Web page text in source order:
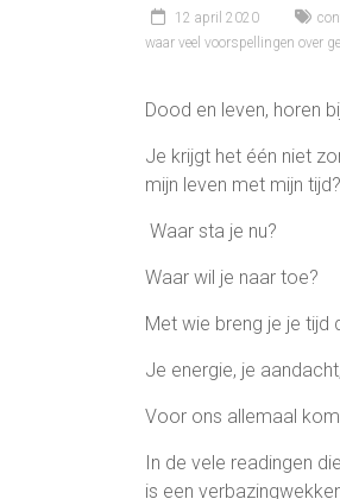
12 april 2020
waar veel voorspellingen over
Dood en leven, horen
Je krijgt het één niet
mijn leven met mijn tijd?
Waar sta je nu?
Waar wil je naar toe?
Met wie breng je je tijd
Je energie, je
Voor ons allemaal
In de vele readingen
is een